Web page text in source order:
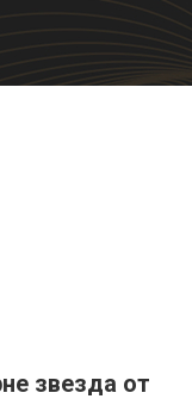
звезда от